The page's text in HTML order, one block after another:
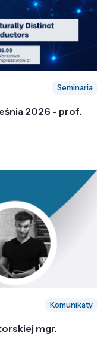
Seminaria
2026 - prof.
Komunikaty
mgr.